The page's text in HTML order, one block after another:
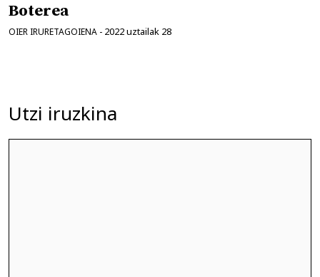
Boterea
OIER IRURETAGOIENA - 2022 uztailak 28
Utzi iruzkina